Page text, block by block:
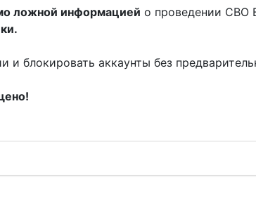
ложной информацией о проведении СВО
блокировать аккаунты без